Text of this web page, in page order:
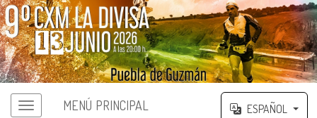
MENÚ PRINCIPAL ESPAÑOL